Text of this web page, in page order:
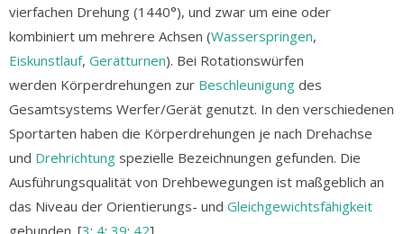
vierfachen Drehung (1440°), und zwar um eine oder
kombiniert um mehrere Achsen (Wasserspringen,
Eiskunstlauf, Gerätturnen). Bei Rotationswürfen
werden Körperdrehungen zur Beschleunigung des
Gesamtsystems Werfer/Gerät genutzt. In den verschiedenen
Sportarten haben die Körperdrehungen je nach Drehachse
und Drehrichtung spezielle Bezeichnungen gefunden. Die
Ausführungsqualität von Drehbewegungen ist maßgeblich an
das Niveau der Orientierungs- und Gleichgewichtsfähigkeit
gebunden. [3; 4; 39; 42]